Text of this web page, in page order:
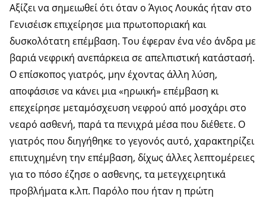
Αξίζει να σημειωθεί ότι όταν ο Άγιος Λουκάς ήταν στο
Γενισέισκ επιχείρησε μια πρωτοποριακή και
δυσκολότατη επέμβαση. Του έφεραν ένα νέο άνδρα με
βαριά νεφρική ανεπάρκεια σε απελπιστική κατάστασή.
Ο επίσκοπος γιατρός, μην έχοντας άλλη λύση,
αποφάσισε να κάνει μια «ηρωική» επέμβαση κι
επεχείρησε μεταμόσχευση νεφρού από μοσχάρι στο
νεαρό ασθενή, παρά τα πενιχρά μέσα που διέθετε. Ο
γιατρός που διηγήθηκε το γεγονός αυτό, χαρακτηρίζει
επιτυχημένη την επέμβαση, δίχως άλλες λεπτομέρειες
για το πόσο έζησε ο ασθενης, τα μετεγχειρητικά
προβλήματα κ.λπ. Παρόλο που ήταν η πρώτη